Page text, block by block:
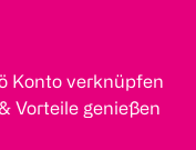
Konto verknüpfen
& Vorteile genießen